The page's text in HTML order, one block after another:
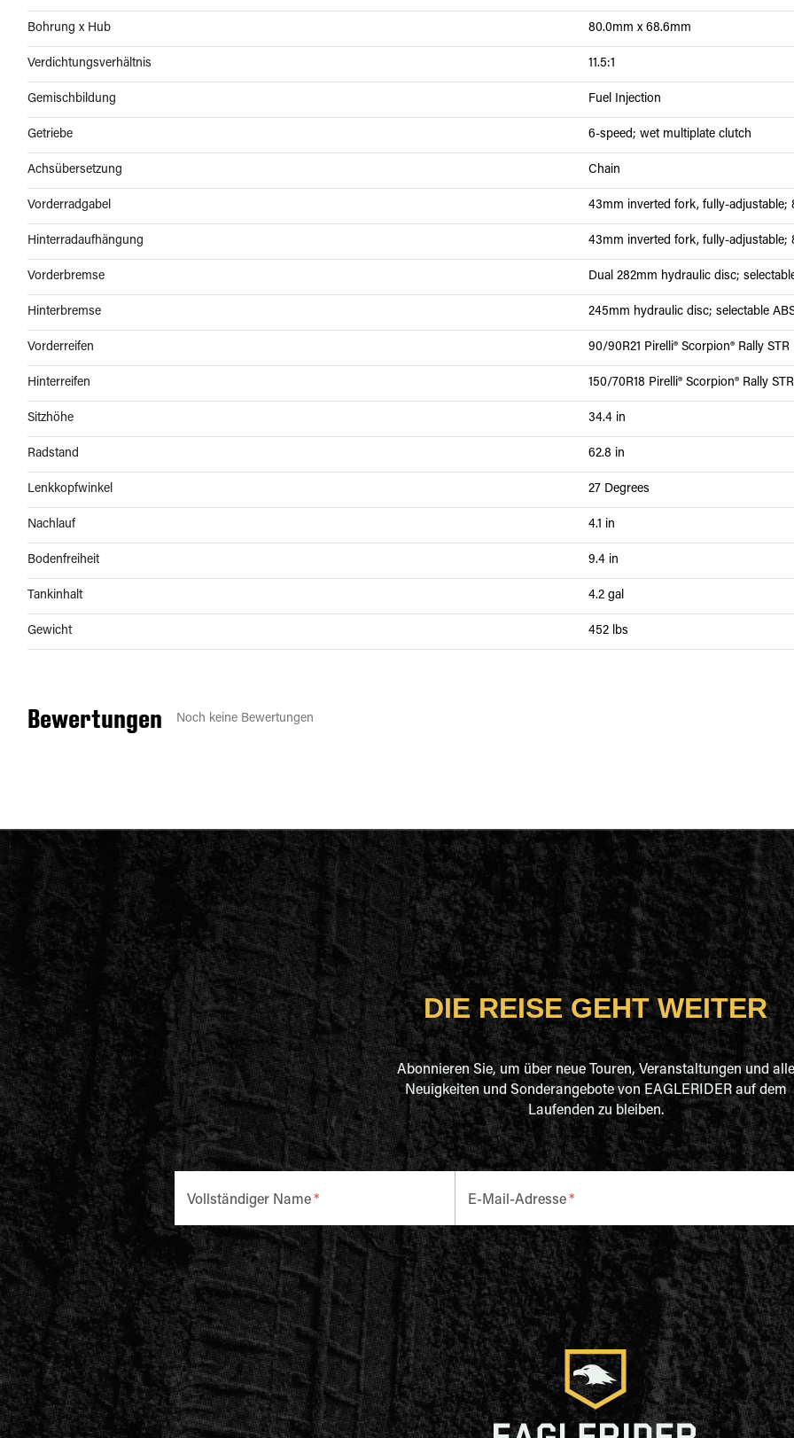
Bohrung x Hub 80.0mm x 68.6mm
Verdichtungsverhältnis 11.5:1
Gemischbildung Fuel Injection
Getriebe 6-speed; wet multiplate clutch
Achsübersetzung Chain
Vorderradgabel 43mm inverted fork, fully-adjustable;
Hinterradaufhängung 43mm inverted fork, fully-adjustable;
Vorderbremse Dual 282mm hydraulic disc;
Hinterbremse 245mm hydraulic disc; selectable
Vorderreifen 90/90R21 Pirelli® Scorpion® Rally STR
Hinterreifen 150/70R18 Pirelli® Scorpion® Rally STR
Sitzhöhe 34.4 in
Radstand 62.8 in
Lenkkopfwinkel 27 Degrees
Nachlauf 4.1 in
Bodenfreiheit 9.4 in
Tankinhalt 4.2 gal
Gewicht 452 lbs
Bewertungen Noch keine Bewertungen
DIE REISE GEHT WEITER
Abonnieren Sie, um über neue Touren, Veranstaltungen und alle
Neuigkeiten und Sonderangebote von EAGLERIDER auf dem
Laufenden zu bleiben.
Vollständiger Name * E-Mail-Adresse *